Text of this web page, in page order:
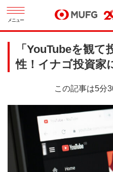
メニュー
「YouTubeを観
性！イナゴ投資家
この記事は5分